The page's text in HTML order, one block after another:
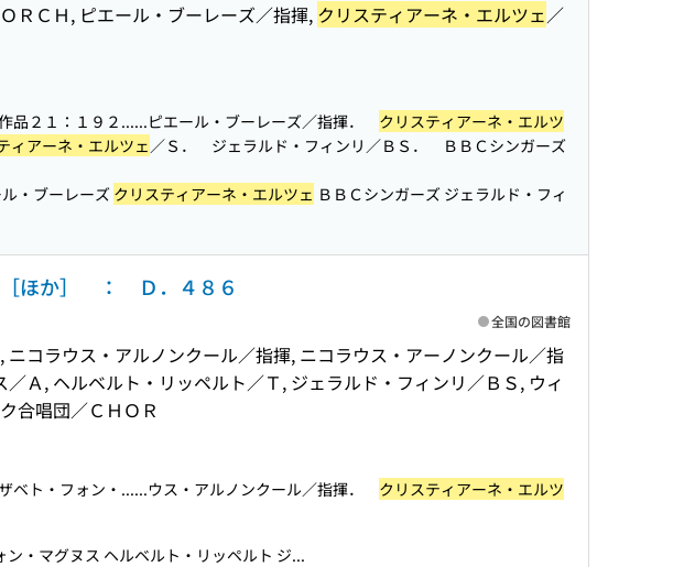
ＲＣＨ, ピエール・ブーレーズ／指揮, クリスティアーネ・エルツェ／
品２１：１９２......ピエール・ブーレーズ／指揮． クリスティアーネ・エルツ
ィアーネ・エルツェ／Ｓ． ジェラルド・フィンリ／ＢＳ． ＢＢＣシンガーズ
・ブーレーズ クリスティアーネ・エルツェ ＢＢＣシンガーズ ジェラルド・フィ
ほか］ ： Ｄ．４８６
コラウス・アルノンクール／指揮, ニコラウス・アーノンクール／指
Ａ, ヘルベルト・リッペルト／Ｔ, ジェラルド・フィンリ／ＢＳ, ウィ
合唱団／ＣＨＯＲ
全国の図書館
ベト・フォン・......ウス・アルノンクール／指揮． クリスティアーネ・エルツ
ン・マグヌス ヘルベルト・リッペルト ジ...